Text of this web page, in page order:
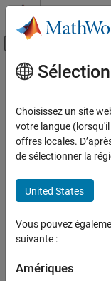
Passer au contenu
Activer/
Accueil de la
Navigation Toolbox
Algorithmes de
SLAM
edgeConstraints
SUR CETTE PAGE
Description
Contenu principal
Cette page a été
réduire tous les
Syntaxe
measurements =
Choisissez un site
votre langue
offres locales.
de sélectionner la
United States
Vous pouvez
suivante :
Amériques